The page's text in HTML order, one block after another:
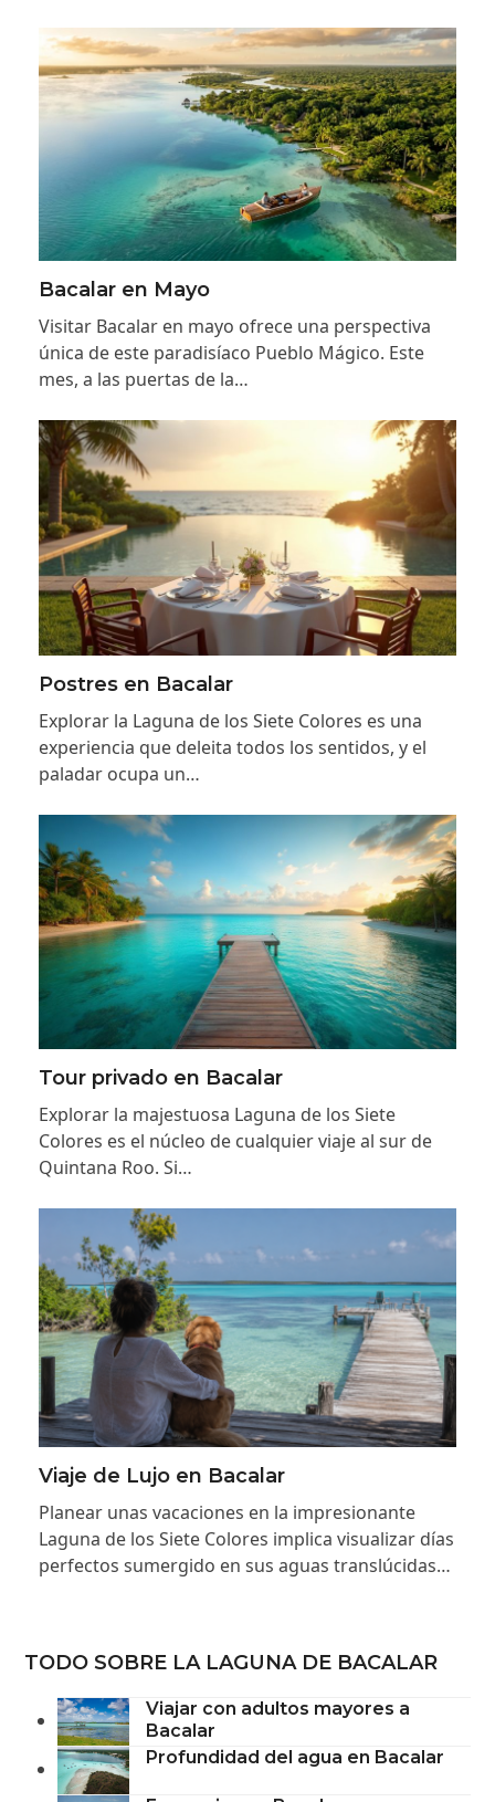
Bacalar en Mayo
Visitar Bacalar en mayo ofrece una perspectiva
única de este paradisíaco Pueblo Mágico. Este
mes, a las puertas de la…
Postres en Bacalar
Explorar la Laguna de los Siete Colores es una
experiencia que deleita todos los sentidos, y el
paladar ocupa un…
Tour privado en Bacalar
Explorar la majestuosa Laguna de los Siete
Colores es el núcleo de cualquier viaje al sur de
Quintana Roo. Si…
Viaje de Lujo en Bacalar
Planear unas vacaciones en la impresionante
Laguna de los Siete Colores implica visualizar días
perfectos sumergido en sus aguas translúcidas…
TODO SOBRE LA LAGUNA DE BACALAR
Viajar con adultos mayores a
Bacalar
Profundidad del agua en Bacalar